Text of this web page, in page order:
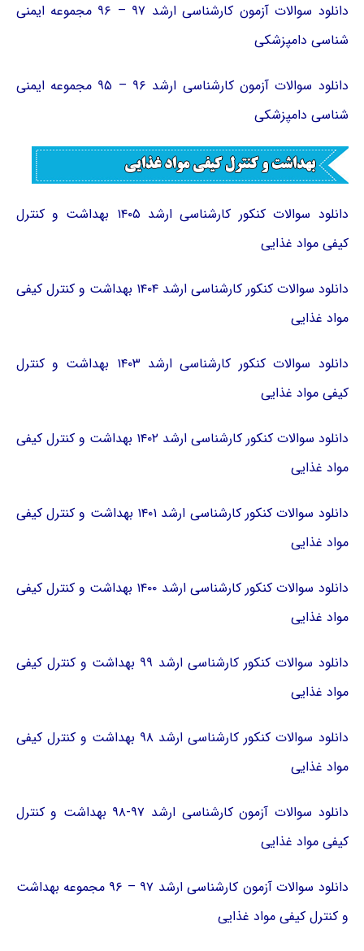
دانلود سوالات آزمون کارشناسی ارشد ۹۷ – ۹۶ مجموعه ایمنی
شناسی دامپزشکی
دانلود سوالات آزمون کارشناسی ارشد ۹۶ – ۹۵ مجموعه ایمنی
شناسی دامپزشکی
دانلود سوالات کنکور کارشناسی ارشد ۱۴۰۵ بهداشت و کنترل
کیفی مواد غذایی
دانلود سوالات کنکور کارشناسی ارشد ۱۴۰۴ بهداشت و کنترل کیفی
مواد غذایی
دانلود سوالات کنکور کارشناسی ارشد ۱۴۰۳ بهداشت و کنترل
کیفی مواد غذایی
دانلود سوالات کنکور کارشناسی ارشد ۱۴۰۲ بهداشت و کنترل کیفی
مواد غذایی
دانلود سوالات کنکور کارشناسی ارشد ۱۴۰۱ بهداشت و کنترل کیفی
مواد غذایی
دانلود سوالات کنکور کارشناسی ارشد ۱۴۰۰ بهداشت و کنترل کیفی
مواد غذایی
دانلود سوالات کنکور کارشناسی ارشد ۹۹ بهداشت و کنترل کیفی
مواد غذایی
دانلود سوالات کنکور کارشناسی ارشد ۹۸ بهداشت و کنترل کیفی
مواد غذایی
دانلود سوالات آزمون کارشناسی ارشد ۹۷-۹۸ بهداشت و کنترل
کیفی مواد غذایی
دانلود سوالات آزمون کارشناسی ارشد ۹۷ – ۹۶ مجموعه بهداشت
و کنترل کیفی مواد غذایی